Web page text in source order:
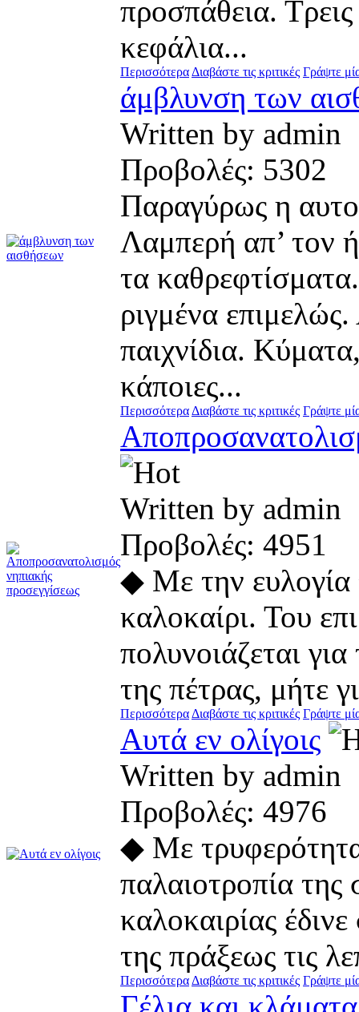
προσπάθεια.
κεφάλια...
ΠερισσότεραΔιαβάστε τις κριτικές Γράψτε
άμβλυνση των
Written by
Προβολές:
Παραγύρως η
Λαμπερή απ’ τον
τα
ριγμένα
παιχνίδια.
κάποιες...
ΠερισσότεραΔιαβάστε τις κριτικές Γράψτε
Written by
Προβολές:
◆ Με την ευλογία
καλοκαίρι. Του
πολυνοιάζεται
της πέτρας, μήτε
ΠερισσότεραΔιαβάστε τις κριτικές Γράψτε
Αυτά εν ολίγοις
Written by
Προβολές:
◆ Με
παλαιοτροπία
καλοκαιρίας
της πράξεως τις
ΠερισσότεραΔιαβάστε τις κριτικές Γράψτε